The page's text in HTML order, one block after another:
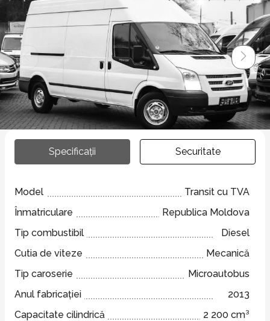
Specificații Securitate
Model
Transit cu TVA
Înmatriculare
Republica Moldova
Tip combustibil
Diesel
Cutia de viteze
Mecanică
Tip caroserie
Microautobus
Anul fabricației
2013
Capacitate cilindrică
2 200 cm³